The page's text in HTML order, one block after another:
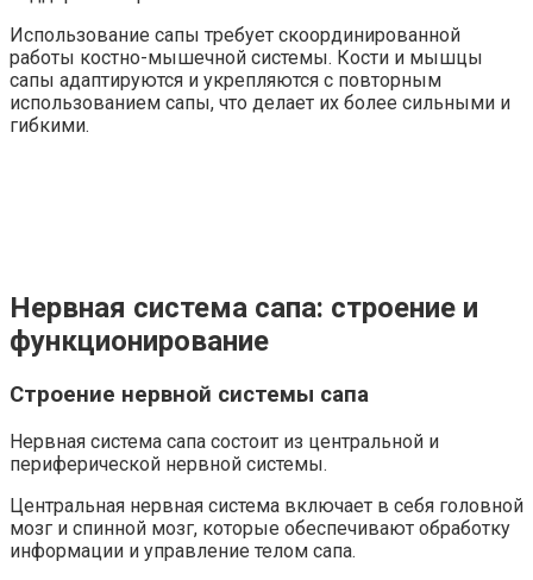
Использование сапы требует скоординированной
работы костно-мышечной системы. Кости и мышцы
сапы адаптируются и укрепляются с повторным
использованием сапы, что делает их более сильными и
гибкими.
Нервная система сапа: строение и
функционирование
Строение нервной системы сапа
Нервная система сапа состоит из центральной и
периферической нервной системы.
Центральная нервная система включает в себя головной
мозг и спинной мозг, которые обеспечивают обработку
информации и управление телом сапа.